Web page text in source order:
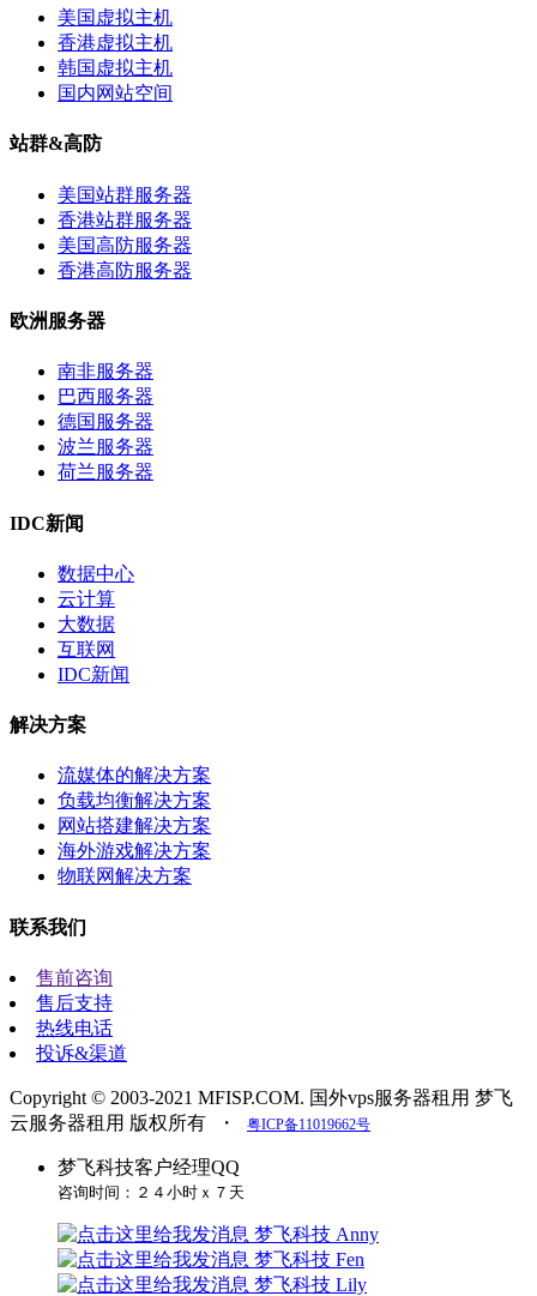
美国虚拟主机
香港虚拟主机
韩国虚拟主机
国内网站空间
站群&高防
美国站群服务器
香港站群服务器
美国高防服务器
香港高防服务器
欧洲服务器
南非服务器
巴西服务器
德国服务器
波兰服务器
荷兰服务器
IDC新闻
数据中心
云计算
大数据
互联网
IDC新闻
解决方案
流媒体的解决方案
负载均衡解决方案
网站搭建解决方案
海外游戏解决方案
物联网解决方案
联系我们
售前咨询
售后支持
热线电话
投诉&渠道
Copyright © 2003-2021 MFISP.COM. 国外vps服务器租用 梦飞
云服务器租用 版权所有
・ 粤ICP备11019662号
梦飞科技客户经理QQ
咨询时间：２４小时ｘ７天
梦飞科技 Anny
梦飞科技 Fen
梦飞科技 Lily